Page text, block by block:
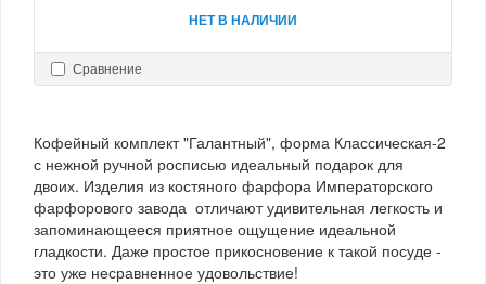
НЕТ В НАЛИЧИИ
Сравнение
Кофейный комплект "Галантный", форма Классическая-2
с нежной ручной росписью идеальный подарок для
двоих. Изделия из костяного фарфора Императорского
фарфорового завода отличают удивительная легкость и
запоминающееся приятное ощущение идеальной
гладкости. Даже простое прикосновение к такой посуде -
это уже несравненное удовольствие!